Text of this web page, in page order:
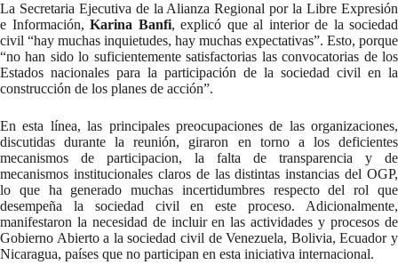
La Secretaria Ejecutiva de la Alianza Regional por la Libre Expresión
e Información, Karina Banfi, explicó que al interior de la sociedad
civil “hay muchas inquietudes, hay muchas expectativas”. Esto, porque
“no han sido lo suficientemente satisfactorias las convocatorias de los
Estados nacionales para la participación de la sociedad civil en la
construcción de los planes de acción”.
En esta línea, las principales preocupaciones de las organizaciones,
discutidas durante la reunión, giraron en torno a los deficientes
mecanismos de participacion, la falta de transparencia y de
mecanismos institucionales claros de las distintas instancias del OGP,
lo que ha generado muchas incertidumbres respecto del rol que
desempeña la sociedad civil en este proceso. Adicionalmente,
manifestaron la necesidad de incluir en las actividades y procesos de
Gobierno Abierto a la sociedad civil de Venezuela, Bolivia, Ecuador y
Nicaragua, países que no participan en esta iniciativa internacional.